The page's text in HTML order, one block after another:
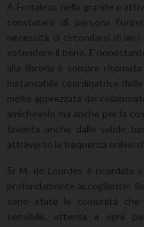
A Fortaleza, nella grande e
constatare di persona
necessità di circondarsi di
estendere il bene. E
alla libreria è sempre
instancabile coordinatrice
molto apprezzata dai
amichevole ma anche per la
favorita anche dalle solide
attraverso la frequenza
Sr M. de Lourdes è ricordata
profondamente accogliente:
sono state le comunità che
sensibile, attenta a ogni